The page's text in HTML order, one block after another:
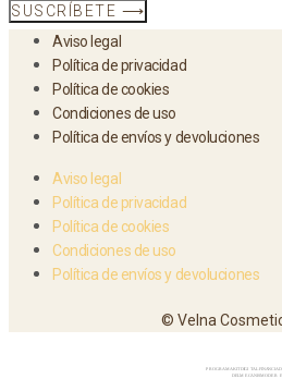
SUSCRÍBETE ⟶
Aviso legal
Política de privacidad
Política de cookies
Condiciones de uso
Política de envíos y devoluciones
Aviso legal
Política de privacidad
Política de cookies
Condiciones de uso
Política de envíos y devoluciones
© Velna